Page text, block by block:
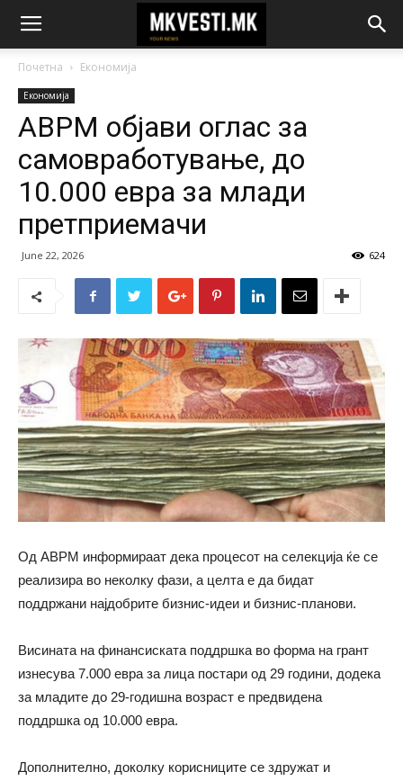
Почетна Економија
Економија
АВРМ објави оглас за
самовработување, до
10.000 евра за млади
претприемачи
June 22, 2026 624
Од АВРМ информираат дека процесот на селекција ќе се
реализира во неколку фази, а целта е да бидат
поддржани најдобрите бизнис-идеи и бизнис-планови.
Висината на финансиската поддршка во форма на грант
изнесува 7.000 евра за лица постари од 29 години, додека
за младите до 29-годишна возраст е предвидена
поддршка од 10.000 евра.
Дополнително, доколку корисниците се здружат и